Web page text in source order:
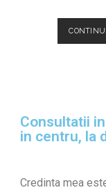
Consultatii
in centru, la
Credinta mea